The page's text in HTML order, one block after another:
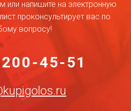
или напишите на электронную
проконсультирует вас по
вопросу!
45-51